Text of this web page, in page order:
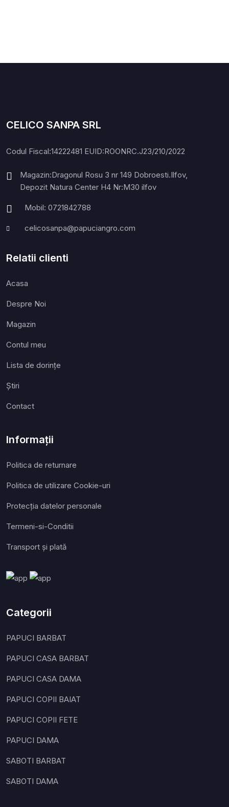
CELICO SANPA SRL
Codul Fiscal:14222481 EUID:ROONRC.J23/210/2022
Magazin:Dragonul Rosu 3 nr 149 Dobroesti.Ilfov,
Depozit Natura Center H4 Nr:M30 ilfov
Mobil: 0721842788
celicosanpa@papuciangro.com
Relatii clienti
Acasa
Despre Noi
Magazin
Contul meu
Lista de dorințe
Ştiri
Contact
Informații
Politica de returnare
Politica de utilizare Cookie-uri
Protecția datelor personale
Termeni-si-Conditii
Transport și plată
Categorii
PAPUCI BARBAT
PAPUCI CASA BARBAT
PAPUCI CASA DAMA
PAPUCI COPII BAIAT
PAPUCI COPII FETE
PAPUCI DAMA
SABOTI BARBAT
SABOTI DAMA